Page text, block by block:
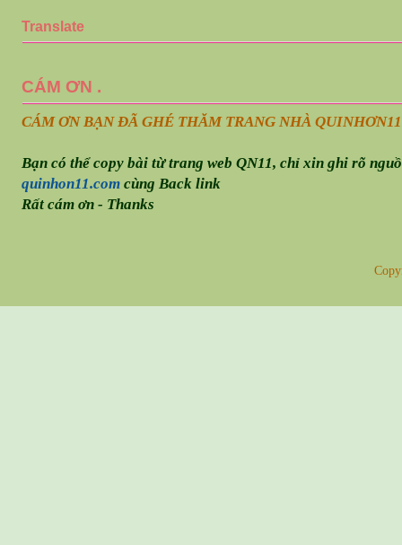
Translate
CÁM ƠN .
CÁM ƠN BẠN ĐÃ GHÉ THĂM TRANG NHÀ QUINHƠN
Bạn có thể copy bài từ trang web QN11, chỉ xin ghi rõ
quinhon11.comcùng Back link
Rất cám ơn - Thanks